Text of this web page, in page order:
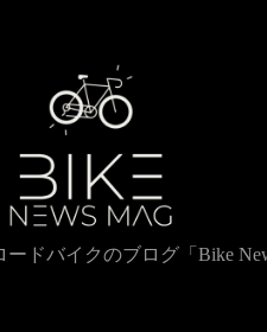
ドバイクのブログ「Bike